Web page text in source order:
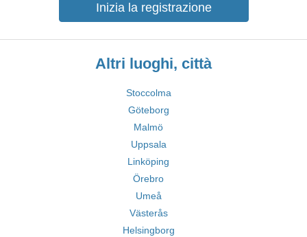
Inizia la registrazione
Altri luoghi, città
Stoccolma
Göteborg
Malmö
Uppsala
Linköping
Örebro
Umeå
Västerås
Helsingborg